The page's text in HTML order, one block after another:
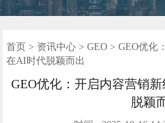
首页 > 资讯中心> GEO> GEO优化
在AI时代脱颖而出
GEO优化：开启内容营销
脱颖